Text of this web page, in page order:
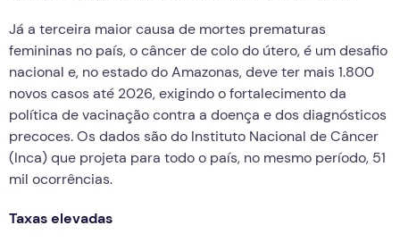
Já a terceira maior causa de mortes prematuras
femininas no país, o câncer de colo do útero, é um desafio
nacional e, no estado do Amazonas, deve ter mais 1.800
novos casos até 2026, exigindo o fortalecimento da
política de vacinação contra a doença e dos diagnósticos
precoces. Os dados são do Instituto Nacional de Câncer
(Inca) que projeta para todo o país, no mesmo período, 51
mil ocorrências.
Taxas elevadas